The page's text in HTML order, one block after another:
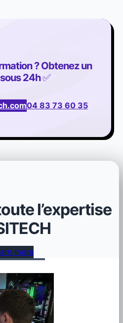
? Obtenez un
24h✅
04 83 73 60 35
l’expertise
more